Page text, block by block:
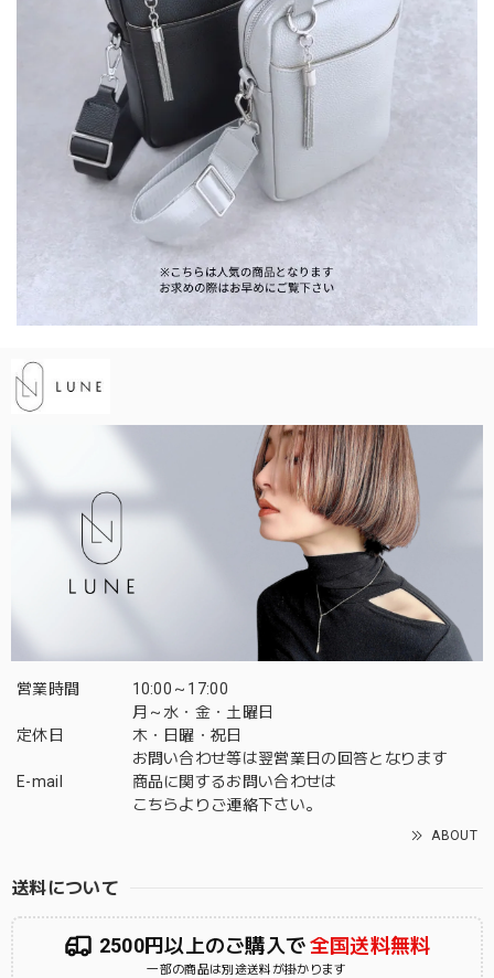
営業時間
10:00～17:00
月～水・金・土曜日
定休日
木・日曜・祝日
お問い合わせ等は翌営業日の回答となります
E-mail
商品に関するお問い合わせは
こちらよりご連絡下さい。
ABOUT
送料について
2500円以上のご購入で全国送料無料
一部の商品は別途送料が掛かります